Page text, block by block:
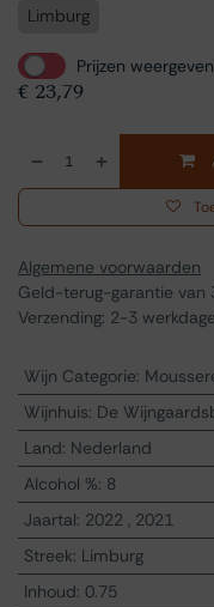
Limburg
Prijzen
€ 23,79
Algemene voorwaarden
Geld-terug-garantie van
Verzending: 2-3
Wijn Categorie:
Wijnhuis: De
Land: Nederland
Alcohol %: 8
Jaartal: 2022, 2021
Streek: Limburg
Inhoud: 0.75